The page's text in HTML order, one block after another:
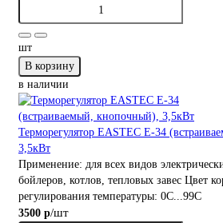
шт
В корзину
в наличии
Терморегулятор EASTEC Е-34
3,5кВт
Применение: для всех видов
бойлеров, котлов, тепловых завес Цвет
регулирования температуры: 0С...99С
3500 р/шт